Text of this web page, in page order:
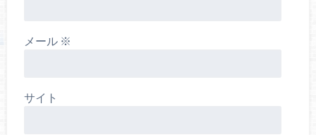
メール ※
サイト